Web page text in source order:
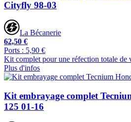
Cityfly 98-03
La Bécanerie
62,50 €
Ports : 5,90 €
Kit complet pour une réfection totale de
Plus d'infos
Kit embrayage complet
125 01-16